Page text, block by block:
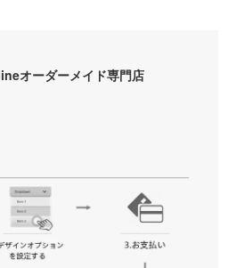
オーダーメイド専門店